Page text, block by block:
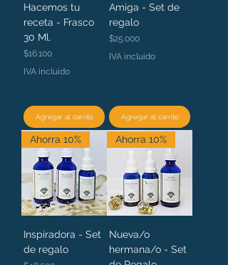
Hacemos tu
receta - Frasco
30 Ml.
Precio
$16.100
IVA incluido
Agregar al carrito
Amiga - Set de
regalo
Precio
$25.000
IVA incluido
Agregar al carrito
Ahorra 10%
Inspiradora - Set
de regalo
Ahorra 10%
Nueva/o
hermana/o - Set